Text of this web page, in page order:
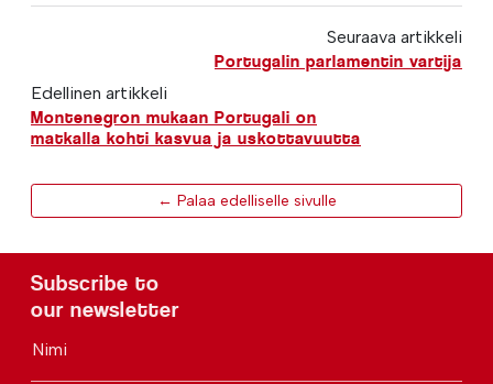
Seuraava artikkeli
Portugalin parlamentin vartija
Edellinen artikkeli
Montenegron mukaan Portugali on
matkalla kohti kasvua ja uskottavuutta
← Palaa edelliselle sivulle
Subscribe to
our newsletter
Nimi